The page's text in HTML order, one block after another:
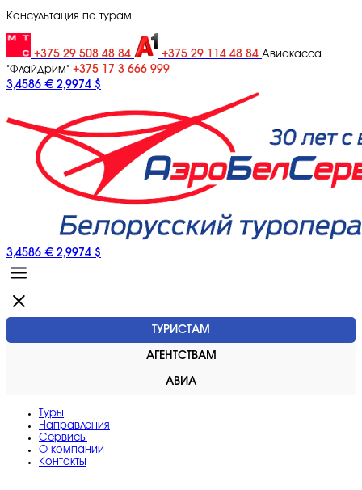
Консультация по турам
+375 29 508 48 84 +375 29 114 48 84 Авиакасса
"Флайдрим" +375 17 3 666 999
3,4586 € 2,9974 $
3,4586 € 2,9974 $
ТУРИСТАМ
АГЕНТСТВАМ
АВИА
Туры
Направления
Сервисы
O компании
Контакты